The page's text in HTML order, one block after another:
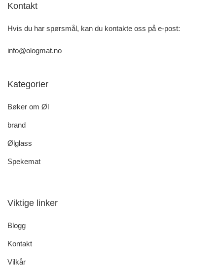
Kontakt
Hvis du har spørsmål, kan du kontakte oss på e-post:
info@ologmat.no
Kategorier
Bøker om Øl
brand
Ølglass
Spekemat
Viktige linker
Blogg
Kontakt
Vilkår